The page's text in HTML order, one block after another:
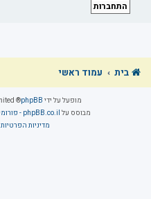
בית עמוד ראשי
מופעל על ידי phpBB
® Forum Software © phpBB Limited
מבוסס על phpBB.co.il - פורומים בעברית
מדיניות הפרטיות